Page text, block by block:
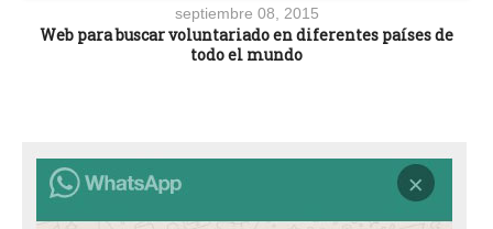
septiembre 08, 2015
Web para buscar voluntariado en diferentes países de
todo el mundo